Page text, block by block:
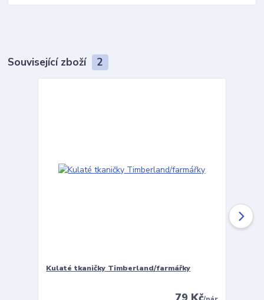
Související zboží 2
Kulaté tkaničky Timberland/farmářky